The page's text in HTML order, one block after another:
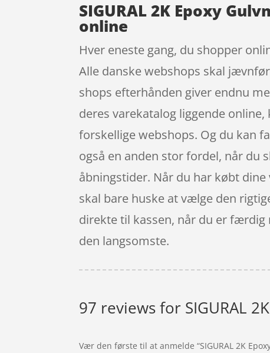
SIGURAL 2K Epoxy
online
Hver eneste gang, du shopper
Alle danske webshops skal
shops efterhånden giver endnu
deres varekatalog liggende
forskellige webshops. Og du kan
også en anden stor fordel, når du
åbningstider. Når du har købt
skal bare huske at vælge den
direkte til kassen, når du er
den langsomste.
97 reviews for SIGURAL
Vær den første til at anmelde “SIGURAL 2K